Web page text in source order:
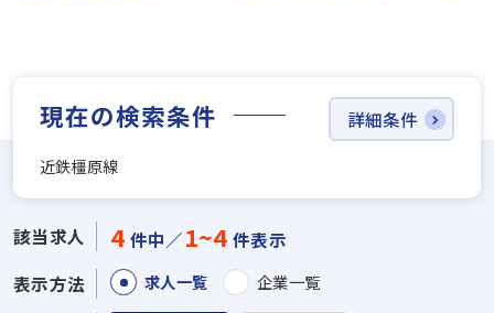
現在の検索条件
近鉄橿原線
詳細条件
該当求人 4 件中／1~4 件表示
表示方法
求人一覧 企業一覧